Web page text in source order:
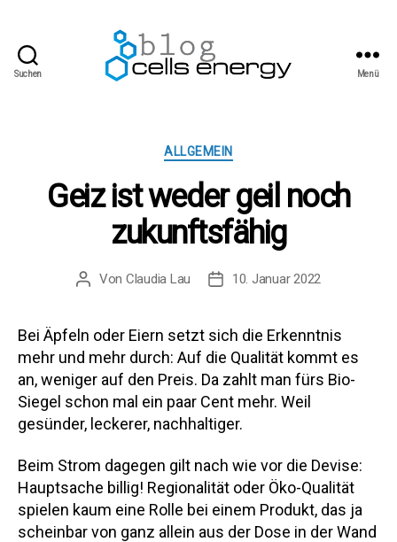
Suchen Menü
Kategorien
ALLGEMEIN
Geiz ist weder geil noch
zukunftsfähig
Beitragsautor
Von Claudia Lau Beitragsdatum
10. Januar 2022
Bei Äpfeln oder Eiern setzt sich die Erkenntnis
mehr und mehr durch: Auf die Qualität kommt es
an, weniger auf den Preis. Da zahlt man fürs Bio-
Siegel schon mal ein paar Cent mehr. Weil
gesünder, leckerer, nachhaltiger.
Beim Strom dagegen gilt nach wie vor die Devise:
Hauptsache billig! Regionalität oder Öko-Qualität
spielen kaum eine Rolle bei einem Produkt, das ja
scheinbar von ganz allein aus der Dose in der Wand